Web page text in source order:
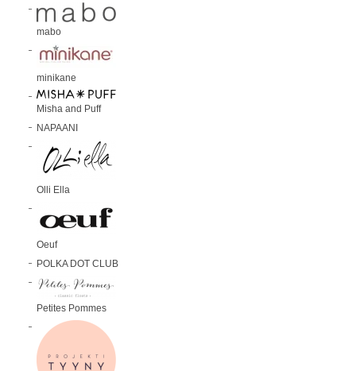
mabo
minikane
Misha and Puff
NAPAANI
Olli Ella
Oeuf
POLKA DOT CLUB
Petites Pommes